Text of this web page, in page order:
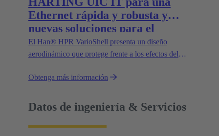
Ethernet rápida y robusta y
nuevas soluciones para el
suministro eléctrico en trenes
El Han® HPR VarioShell presenta un diseño
aerodinámico que protege frente a los efectos del
presión. Además, el grado de protección IP69
variantes aumentan la flexibilidad de uso y abren
nuevas posibilidades.
Obtenga más información
Datos de ingeniería & Servicios